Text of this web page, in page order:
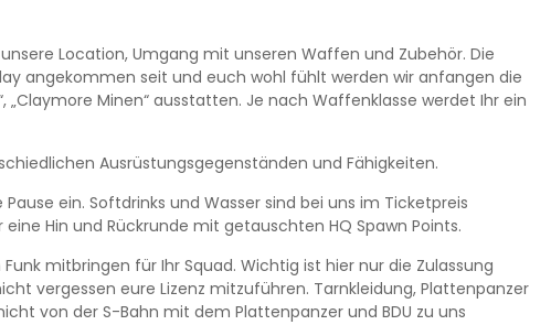
Location, Umgang mit unseren Waffen und Zubehör. Die
angekommen seit und euch wohl fühlt werden wir anfangen die
„Claymore Minen“ ausstatten. Je nach Waffenklasse werdet Ihr ein
Ausrüstungsgegenständen und Fähigkeiten.
ein. Softdrinks und Wasser sind bei uns im Ticketpreis
Hin und Rückrunde mit getauschten HQ Spawn Points.
mitbringen für Ihr Squad. Wichtig ist hier nur die Zulassung
vergessen eure Lizenz mitzuführen. Tarnkleidung, Plattenpanzer
von der S-Bahn mit dem Plattenpanzer und BDU zu uns